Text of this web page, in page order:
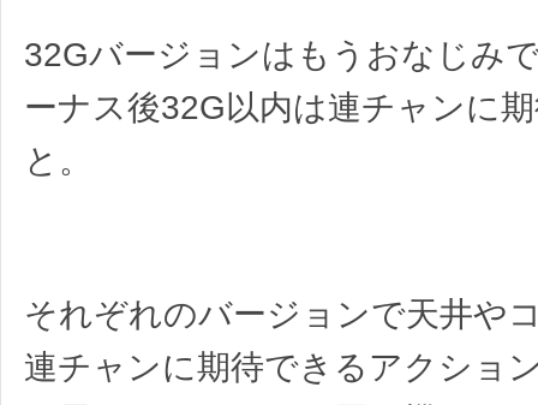
32Gバージョンはもうおなじみ
ーナス後32G以内は連チャンに
と。
それぞれのバージョンで天井や
連チャンに期待できるアクショ